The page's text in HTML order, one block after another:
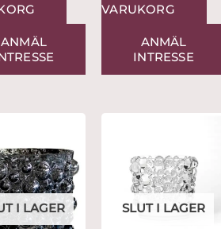
ANMÄL
VARUKORG
ANMÄL
INTRESSE
I LAGER SLUT I LAGER